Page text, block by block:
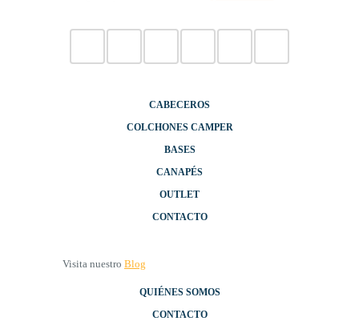
CABECEROS
COLCHONES CAMPER
BASES
CANAPÉS
OUTLET
CONTACTO
Visita nuestro Blog
QUIÉNES SOMOS
CONTACTO